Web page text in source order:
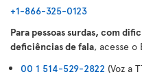
+1-866-325-0123
Para pessoas surdas, com
deficiências de fala, acesse o
00 1 514-529-2822 (Voz a